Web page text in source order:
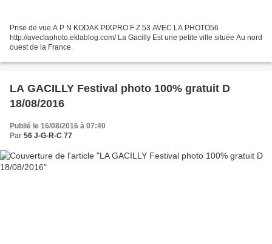
Prise de vue A P N KODAK PIXPRO F Z 53 AVEC LA PHOTO56
http://aveclaphoto.eklablog.com/ La Gacilly Est une petite ville située Au nord
ouest de la France.
LA GACILLY Festival photo 100% gratuit D
18/08/2016
Publié le 16/08/2016 à 07:40
Par 56 J-G-R-C 77